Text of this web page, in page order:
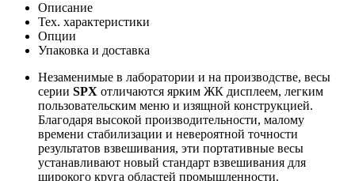
Описание
Тех. характеристики
Опции
Упаковка и доставка
Незаменимые в лаборатории и на производстве, весы
серии SPX отличаются ярким ЖК дисплеем, легким
пользовательским меню и изящной конструкцией.
Благодаря высокой производительности, малому
времени стабилизации и невероятной точности
результатов взвешивания, эти портативные весы
устанавливают новый стандарт взвешивания для
широкого круга областей промышленности.